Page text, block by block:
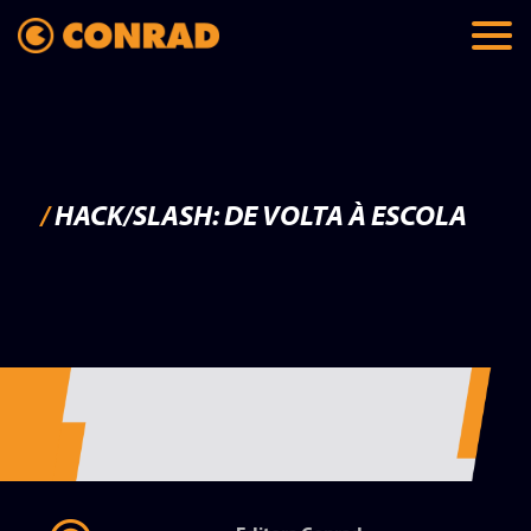
/HACK/SLASH: DE VOLTA À ESCOLA